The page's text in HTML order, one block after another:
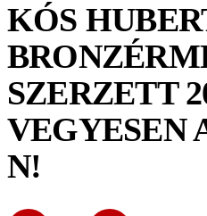
KÓS
SZERZETT
VEGYESEN
N!